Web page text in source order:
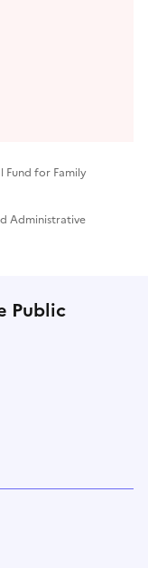
for Family
Administrative
Public